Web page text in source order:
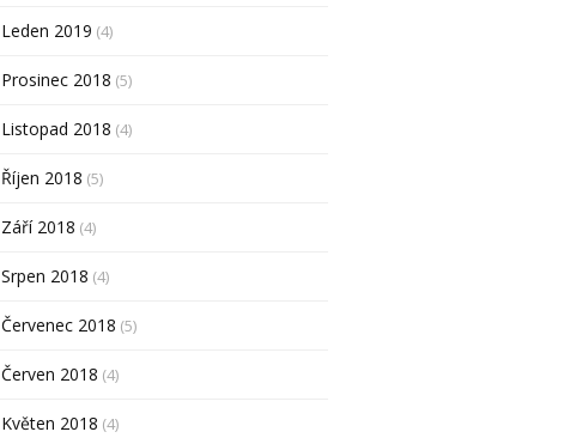
Leden 2019 (4)
Prosinec 2018 (5)
Listopad 2018 (4)
Říjen 2018 (5)
Září 2018 (4)
Srpen 2018 (4)
Červenec 2018 (5)
Červen 2018 (4)
Květen 2018 (4)